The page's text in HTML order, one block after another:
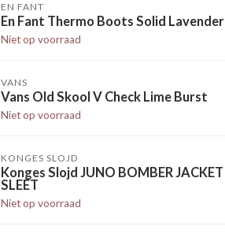
EN FANT
En Fant Thermo Boots Solid Lavender
Niet op voorraad
VANS
Vans Old Skool V Check Lime Burst
Niet op voorraad
KONGES SLOJD
Konges Slojd JUNO BOMBER JACKET
SLEET
Niet op voorraad